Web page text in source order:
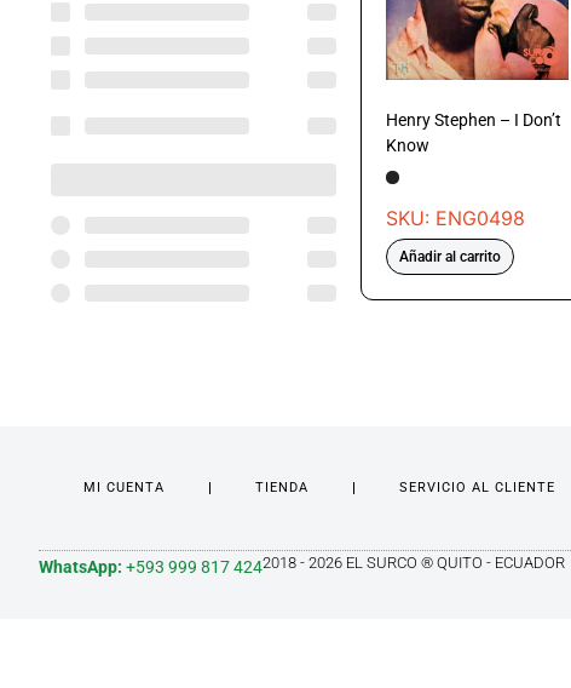
Henry Stephen – I Don’t
Know
SKU: ENG0498
Añadir al carrito
MI CUENTA TIENDA SERVICIO AL CLIENTE
WhatsApp: +593 999 817 4242018 - 2026 EL SURCO ® QUITO - ECUADOR